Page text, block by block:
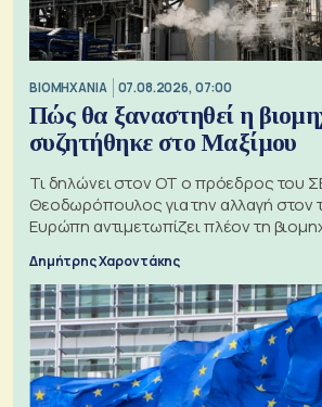
ΒΙΟΜΗΧΑΝΙΑ 07.08.2026, 07:00
Πώς θα ξαναστηθεί η
συζητήθηκε στο Μαξίμου
Τι δηλώνει στον ΟΤ ο πρόεδρος του
Θεοδωρόπουλος για την αλλαγή στον
Ευρώπη αντιμετωπίζει πλέον τη
Δημήτρης Χαροντάκης